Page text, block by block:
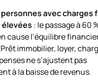
personnes avec charges
: le passage à 60
cause l’équilibre
immobilier, loyer,
ne s’ajustent pas
à la baisse de revenus.